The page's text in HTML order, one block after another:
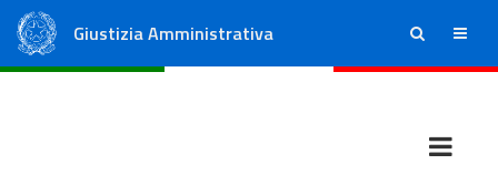
Giustizia Amministrativa ricerca menu